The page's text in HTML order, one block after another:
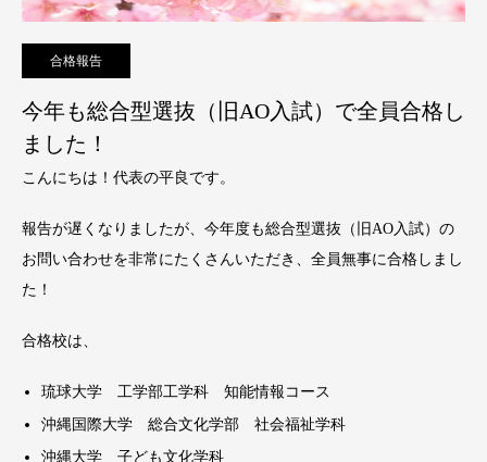
合格報告
今年も総合型選抜（旧AO入試）で全員合格し
ました！
こんにちは！代表の平良です。
報告が遅くなりましたが、今年度も総合型選抜（旧AO入試）の
お問い合わせを非常にたくさんいただき、全員無事に合格しまし
た！
合格校は、
琉球大学 工学部工学科 知能情報コース
沖縄国際大学 総合文化学部 社会福祉学科
沖縄大学 子ども文化学科